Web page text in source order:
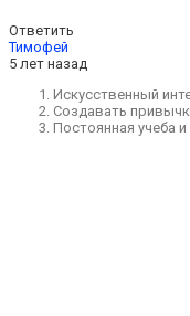
Ответить
Тимофей
5 лет назад
Искусственный
Создавать
Постоянная учеба